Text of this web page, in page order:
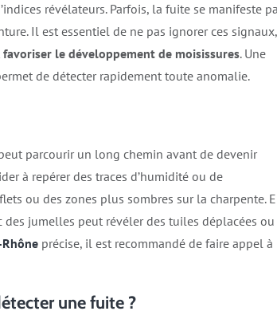
révélateurs. Parfois, la fuite se manifeste
Il est essentiel de ne pas ignorer ces signaux,
favoriser le développement de moisissures. Une
de détecter rapidement toute anomalie.​
parcourir un long chemin avant de devenir
à repérer des traces d’humidité ou de
ou des zones plus sombres sur la charpente.
des jumelles peut révéler des tuiles déplacées ou
précise, il est recommandé de faire appel à
une fuite ?